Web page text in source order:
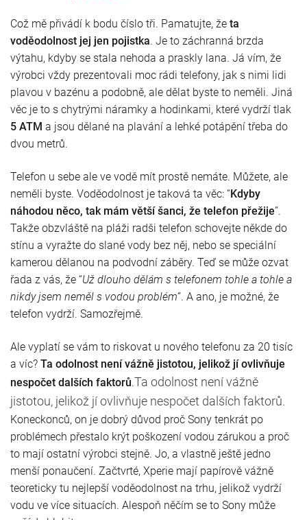
Což mě přivádí k bodu číslo tři. Pamatujte, že ta
voděodolnost jej jen pojistka. Je to záchranná brzda
výtahu, kdyby se stala nehoda a praskly lana. Já vím, že
výrobci vždy prezentovali moc rádi telefony, jak s nimi lidi
plavou v bazénu a podobně, ale dělat byste to neměli. Jiná
věc je to s chytrými náramky a hodinkami, které vydrží tlak
5 ATM a jsou dělané na plavání a lehké potápění třeba do
dvou metrů.
Telefon u sebe ale ve vodě mít prostě nemáte. Můžete, ale
neměli byste. Voděodolnost je taková ta věc: “Kdyby
náhodou něco, tak mám větší šanci, že telefon přežije”.
Takže obzvláště na pláži radši telefon schovejte někde do
stínu a vyražte do slané vody bez něj, nebo se speciální
kamerou dělanou na podvodní záběry. Teď se může ozvat
řada z vás, že “Už dlouho dělám s telefonem tohle a tohle a
nikdy jsem neměl s vodou problém”. A ano, je možné, že
telefon vydrží. Samozřejmě.
Ale vyplatí se vám to riskovat u nového telefonu za 20 tisíc
a víc? Ta odolnost není vážně jistotou, jelikož jí ovlivňuje
nespočet dalších faktorů.Ta odolnost není vážně
jistotou, jelikož jí ovlivňuje nespočet dalších faktorů.
Koneckonců, on je dobrý důvod proč Sony tenkrát po
problémech přestalo krýt poškození vodou zárukou a proč
to mají ostatní výrobci stejně. Jo, a vlastně ještě jedno
menší ponaučení. Začtvrté, Xperie mají papírově vážně
teoreticky tu nejlepší voděodolnost na trhu, jelikož vydrží
vodu ve více situacích. Alespoň něčím se to Sony může